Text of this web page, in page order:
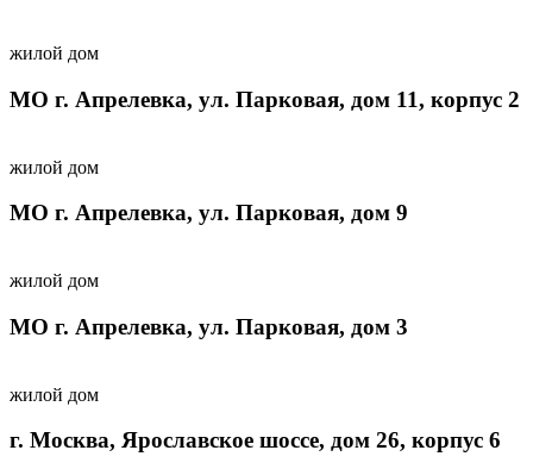
жилой дом
МО г. Апрелевка, ул. Парковая, дом 11, корпус 2
жилой дом
МО г. Апрелевка, ул. Парковая, дом 9
жилой дом
МО г. Апрелевка, ул. Парковая, дом 3
жилой дом
г. Москва, Ярославское шоссе, дом 26, корпус 6